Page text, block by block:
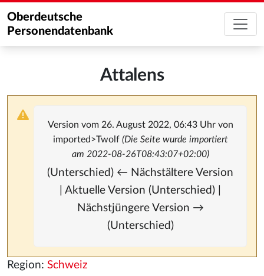
Oberdeutsche
Personendatenbank
Attalens
Version vom 26. August 2022, 06:43 Uhr von
imported>Twolf (Die Seite wurde importiert
am 2022-08-26T08:43:07+02:00)
(Unterschied) ← Nächstältere Version
| Aktuelle Version (Unterschied) |
Nächstjüngere Version →
(Unterschied)
Region: Schweiz